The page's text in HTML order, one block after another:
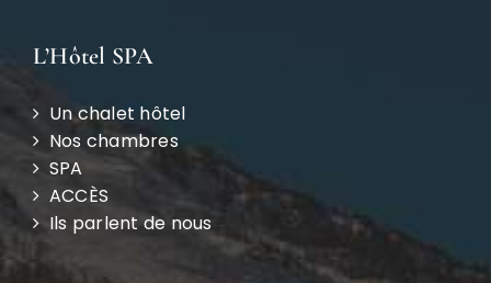
L’Hôtel SPA
Un chalet hôtel
Nos chambres
SPA
ACCÈS
Ils parlent de nous